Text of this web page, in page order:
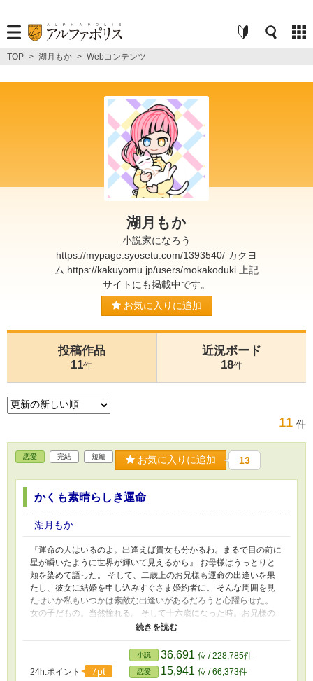
TOP > 湖月もか > Webコンテンツ
湖月もか
小説家になろう
https://mypage.syosetu.com/1393540/ カクヨ
ム https://kakuyomu.jp/users/mokakoduki 上記
サイトにも掲載中です。
お気に入りに追加
投稿作品
11件
近況ボード
18件
11 件
恋愛 完結 短編 お気に入りに追加 13
かくも素晴らしき運命
湖月もか
『運命の人はいるのよ。出逢えば貴女も分かるわ。まるで目の前に
星が瞬いたように世界が輝いて見えるから』 お母様はうっとりと
頬を染めて語った。 そして、二歳上のお兄様も運命の出逢いを果
たし、彼女に結婚を申し込みすぐさま婚約者に。 そんな周囲を見
たせいか私もいつかは素敵な出逢いがあるだろうと心躍らせた。
女の子だもの。当然憧れる。 そして十六歳になった時。お兄様の
代わりにでた夜会で遂に運命の出逢いを果たした。 ……え？同性
24h.ポイント 7pt
小説 36,691 位 / 228,785件
恋愛 15,941 位 / 66,373件